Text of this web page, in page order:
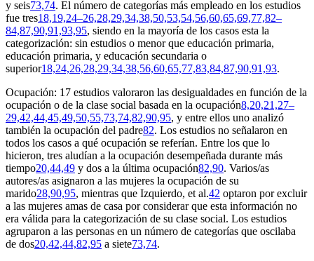
y seis73,74. El número de categorías más empleado en los estudios
fue tres18,19,24–26,28,29,34,38,50,53,54,56,60,65,69,77,82–
84,87,90,91,93,95, siendo en la mayoría de los casos esta la
categorización: sin estudios o menor que educación primaria,
educación primaria, y educación secundaria o
superior18,24,26,28,29,34,38,56,60,65,77,83,84,87,90,91,93.
Ocupación: 17 estudios valoraron las desigualdades en función de la
ocupación o de la clase social basada en la ocupación8,20,21,27–
29,42,44,45,49,50,55,73,74,82,90,95, y entre ellos uno analizó
también la ocupación del padre82. Los estudios no señalaron en
todos los casos a qué ocupación se referían. Entre los que lo
hicieron, tres aludían a la ocupación desempeñada durante más
tiempo20,44,49 y dos a la última ocupación82,90. Varios/as
autores/as asignaron a las mujeres la ocupación de su
marido28,90,95, mientras que Izquierdo, et al.42 optaron por excluir
a las mujeres amas de casa por considerar que esta información no
era válida para la categorización de su clase social. Los estudios
agruparon a las personas en un número de categorías que oscilaba
de dos20,42,44,82,95 a siete73,74.